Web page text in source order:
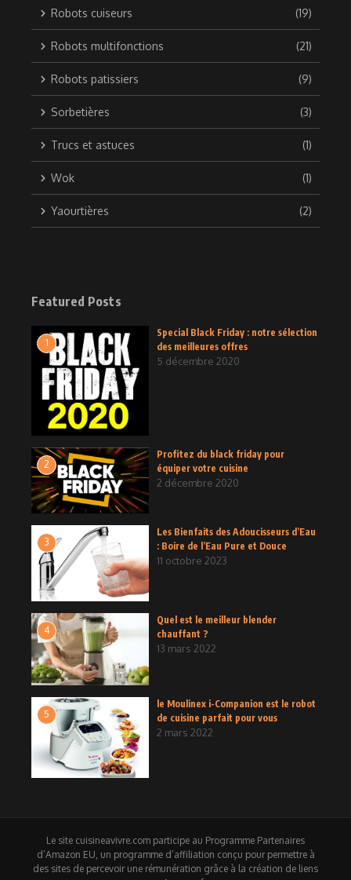
Robots cuiseurs (19)
Robots multifonctions (21)
Robots patissiers (9)
Sorbetières (3)
Trucs et astuces (1)
Wok (1)
Yaourtières (2)
Featured Posts
1
Special Black Friday : notre sélection
des meilleures offres
5 décembre 2020
2
Profitez du black friday pour
équiper votre cuisine
2 décembre 2020
3
Les Bienfaits des Adoucisseurs d’Eau
: Boire de l’Eau Pure et Douce
11 octobre 2023
4
Quel est le meilleur blender
chauffant ?
13 mars 2022
5
le Moulinex i-Companion est le robot
de cuisine parfait pour vous
2 mars 2022
Le site cuisineavivre.com participe au Programme Partenaires
d’Amazon EU, un programme d’affiliation conçu pour permettre à
des sites de percevoir une rémunération grâce à la création de liens